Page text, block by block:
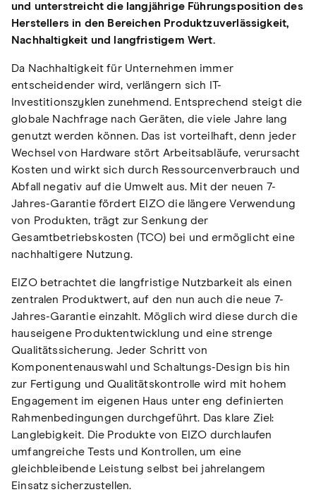
und unterstreicht die langjährige Führungsposition des
Herstellers in den Bereichen Produktzuverlässigkeit,
Nachhaltigkeit und langfristigem Wert.
Da Nachhaltigkeit für Unternehmen immer
entscheidender wird, verlängern sich IT-
Investitionszyklen zunehmend. Entsprechend steigt die
globale Nachfrage nach Geräten, die viele Jahre lang
genutzt werden können. Das ist vorteilhaft, denn jeder
Wechsel von Hardware stört Arbeitsabläufe, verursacht
Kosten und wirkt sich durch Ressourcenverbrauch und
Abfall negativ auf die Umwelt aus. Mit der neuen 7-
Jahres-Garantie fördert EIZO die längere Verwendung
von Produkten, trägt zur Senkung der
Gesamtbetriebskosten (TCO) bei und ermöglicht eine
nachhaltigere Nutzung.
EIZO betrachtet die langfristige Nutzbarkeit als einen
zentralen Produktwert, auf den nun auch die neue 7-
Jahres-Garantie einzahlt. Möglich wird diese durch die
hauseigene Produktentwicklung und eine strenge
Qualitätssicherung. Jeder Schritt von
Komponentenauswahl und Schaltungs-Design bis hin
zur Fertigung und Qualitätskontrolle wird mit hohem
Engagement im eigenen Haus unter eng definierten
Rahmenbedingungen durchgeführt. Das klare Ziel:
Langlebigkeit. Die Produkte von EIZO durchlaufen
umfangreiche Tests und Kontrollen, um eine
gleichbleibende Leistung selbst bei jahrelangem
Einsatz sicherzustellen.